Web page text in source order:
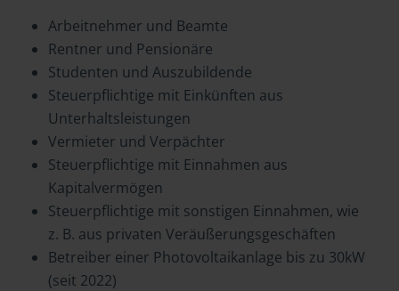
Arbeitnehmer und Beamte
Rentner und Pensionäre
Studenten und Auszubildende
Steuerpflichtige mit Einkünften aus
Unterhaltsleistungen
Vermieter und Verpächter
Steuerpflichtige mit Einnahmen aus
Kapitalvermögen
Steuerpflichtige mit sonstigen Einnahmen, wie
z. B. aus privaten Veräußerungsgeschäften
Betreiber einer Photovoltaikanlage bis zu 30kW
(seit 2022)